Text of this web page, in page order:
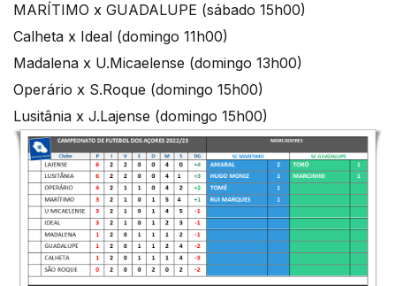
MARÍTIMO x GUADALUPE (sábado 15h00)
Calheta x Ideal (domingo 11h00)
Madalena x U.Micaelense (domingo 13h00)
Operário x S.Roque (domingo 15h00)
Lusitânia x J.Lajense (domingo 15h00)